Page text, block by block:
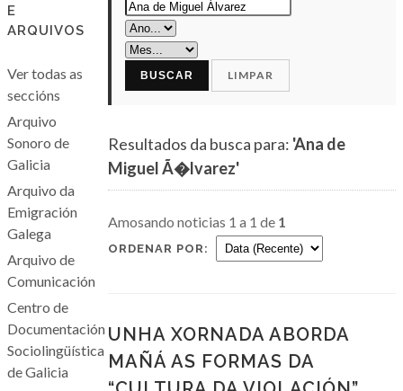
E
ARQUIVOS
Ver todas as
seccións
Arquivo
Sonoro de
Galicia
Arquivo da
Emigración
Galega
Arquivo de
Comunicación
Centro de
Documentación
Sociolingüística
de Galicia
BUSCAR LIMPAR
Resultados da busca para: 'Ana de
Miguel Ã�lvarez'
Amosando noticias 1 a 1 de 1
ORDENAR POR:
UNHA XORNADA ABORDA
MAÑÁ AS FORMAS DA